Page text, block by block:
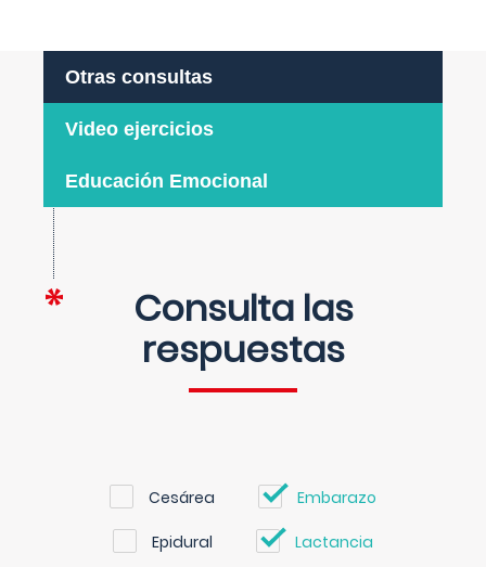
Otras consultas
Video ejercicios
Educación Emocional
Consulta las
respuestas
Cesárea Embarazo
Epidural Lactancia